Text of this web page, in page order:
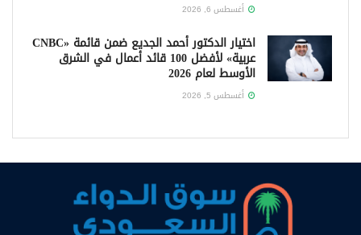
أغسطس 6, 2026
اختيار الدكتور أحمد الجديع ضمن قائمة «CNBC
عربية» لأفضل 100 قائد أعمال في الشرق
الأوسط لعام 2026
أغسطس 5, 2026